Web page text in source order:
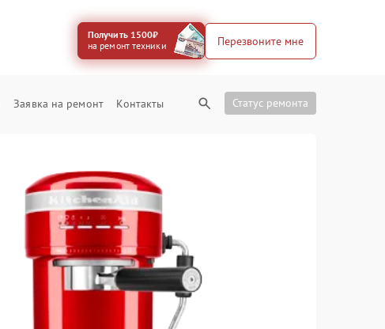
Получить 1500₽
на ремонт техники
Перезвоните мне
Заявка на ремонт Контакты Статус ремонта